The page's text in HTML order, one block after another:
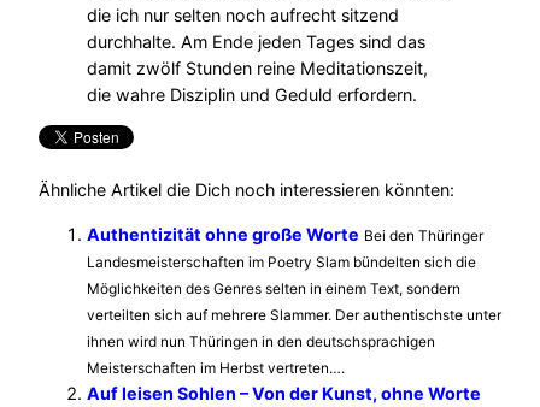
die ich nur selten noch aufrecht sitzend
durchhalte. Am Ende jeden Tages sind das
damit zwölf Stunden reine Meditationszeit,
die wahre Disziplin und Geduld erfordern.
Ähnliche Artikel die Dich noch interessieren könnten:
Authentizität ohne große Worte Bei den Thüringer
Landesmeisterschaften im Poetry Slam bündelten sich die
Möglichkeiten des Genres selten in einem Text, sondern
verteilten sich auf mehrere Slammer. Der authentischste unter
ihnen wird nun Thüringen in den deutschsprachigen
Meisterschaften im Herbst vertreten….
Auf leisen Sohlen – Von der Kunst, ohne Worte